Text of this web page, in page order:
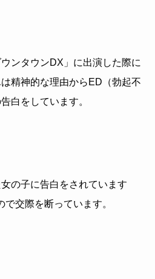
ンタウンDX」に出演した際に
精神的な理由からED（勃起不
白をしています。
の子に告白をされています
交際を断っています。